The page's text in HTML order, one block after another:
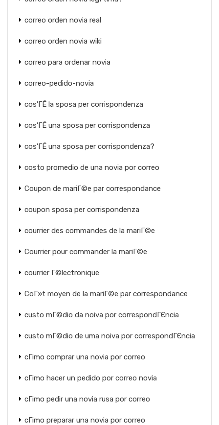
correo orden novia real
correo orden novia wiki
correo para ordenar novia
correo-pedido-novia
cos'ГЁ la sposa per corrispondenza
cos'ГЁ una sposa per corrispondenza
cos'ГЁ una sposa per corrispondenza?
costo promedio de una novia por correo
Coupon de mariГ©e par correspondance
coupon sposa per corrispondenza
courrier des commandes de la mariГ©e
Courrier pour commander la mariГ©e
courrier Г©lectronique
CoГ»t moyen de la mariГ©e par correspondance
custo mГ©dio da noiva por correspondГЄncia
custo mГ©dio de uma noiva por correspondГЄncia
cГіmo comprar una novia por correo
cГіmo hacer un pedido por correo novia
cГіmo pedir una novia rusa por correo
cГіmo preparar una novia por correo